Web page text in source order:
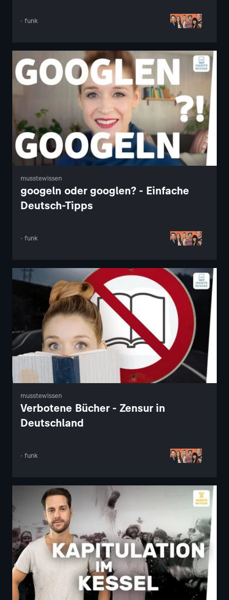
· funk
musstewissen
googeln oder googlen? - Einfache
Deutsch-Tipps
· funk
musstewissen
Verbotene Bücher - Zensur in
Deutschland
· funk